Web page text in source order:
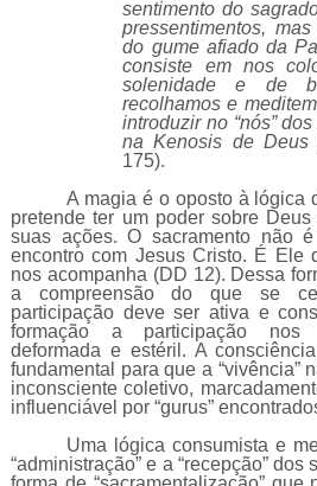
sentimento do
pressentimentos,
do gume afiado da
consiste em nos
solenidade e de
recolhamos e
introduzir no “nós”
na Kenosis de Deus
175).
A magia é o oposto à lógica
pretende ter um poder sobre
suas ações. O sacramento não
encontro com Jesus Cristo. É Ele
nos acompanha (DD 12). Dessa
a compreensão do que se
participação deve ser ativa e
formação a participação nos
deformada e estéril. A
fundamental para que a “vivência”
inconsciente coletivo,
influenciável por “gurus”
Uma lógica consumista e
“administração” e a “recepção”